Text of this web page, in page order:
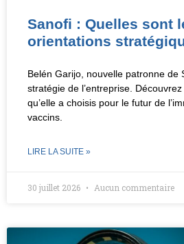
Sanofi : Quelles sont
orientations
Belén Garijo, nouvelle patronne de
stratégie de l’entreprise.
qu’elle a choisis pour le futur de
vaccins.
LIRE LA SUITE »
30 juillet 2026 Aucun commentaire